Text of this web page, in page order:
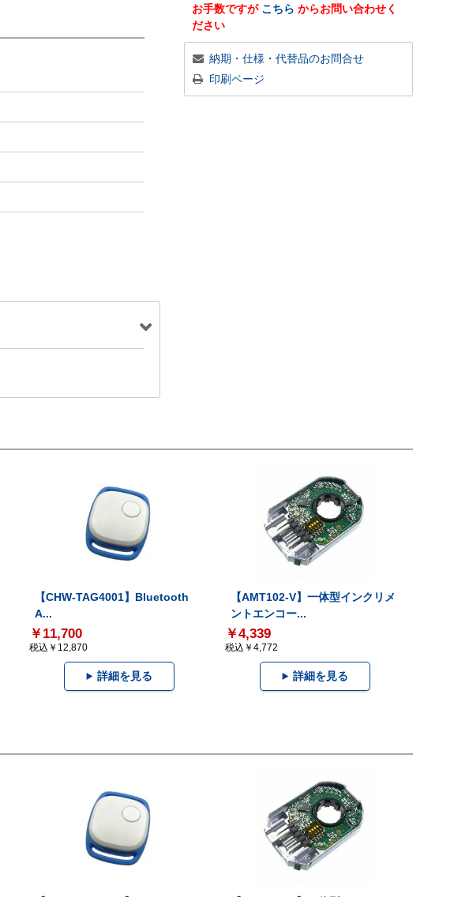
お手数ですが こちら からお問い合わせく
ださい
納期・仕様・代替品のお問合せ
印刷ページ
【CHW-TAG4001】Bluetooth
A...
￥11,700
税込￥12,870
詳細を見る
【AMT102-V】一体型インクリメ
ントエンコー...
￥4,339
税込￥4,772
詳細を見る